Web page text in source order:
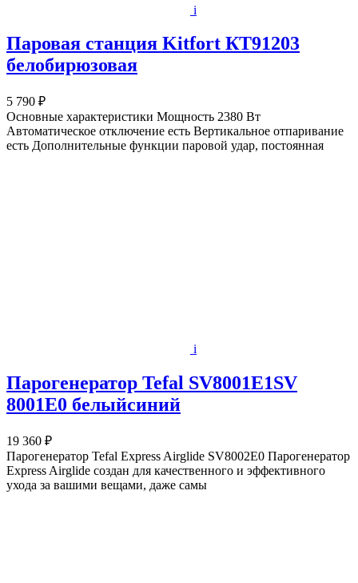
i
Паровая станция Kitfort КТ91203
белобирюзовая
5 790 ₽
Основные характеристики Мощность 2380 Вт
Автоматическое отключение есть Вертикальное отпаривание
есть Дополнительные функции паровой удар, постоянная
i
Парогенератор Tefal SV8001E1SV
8001E0 белыйсиний
19 360 ₽
Парогенератор Tefal Express Airglide SV8002E0 Парогенератор
Express Airglide создан для качественного и эффективного
ухода за вашими вещами, даже самы